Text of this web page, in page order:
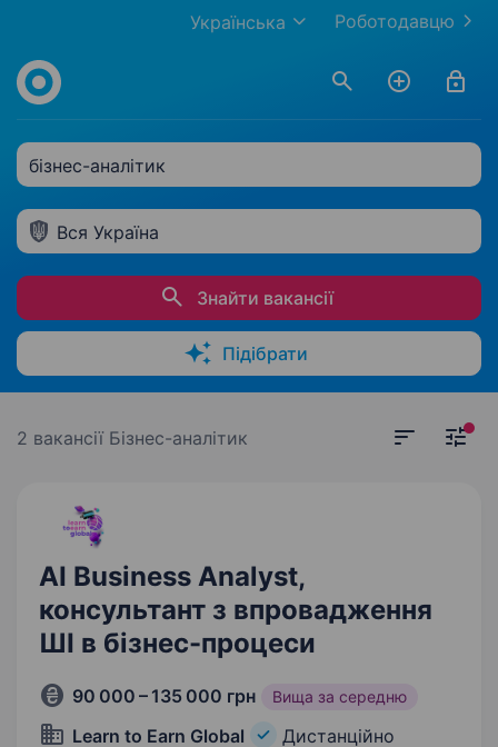
Роботодавцю
Українська
бізнес-аналітик
Вся Україна
Знайти вакансії
Підібрати
2 вакансії Бізнес-аналітик
AI Business Analyst,
консультант з впровадження
ШІ в бізнес-процеси
90 000 – 135 000 грн Вища за середню
Learn to Earn Global Дистанційно